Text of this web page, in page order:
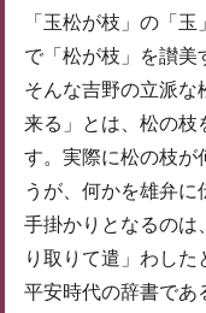
「玉松が枝」の「
で「松が枝」を讃美
そんな吉野の立派な
来る」とは、松の枝
す。実際に松の枝が
うが、何かを雄弁に
手掛かりとなるのは
り取りて遣」わした
平安時代の辞書であ